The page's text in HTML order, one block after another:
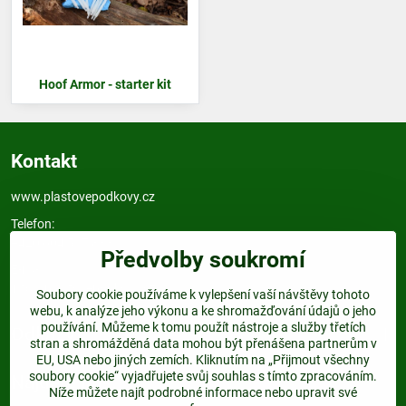
Hoof Armor - starter kit
Kontakt
www.plastovepodkovy.cz
Telefon:
info@plastovepodkovy.cz
Odkazy
Najdete nás:
Předvolby soukromí
Soubory cookie používáme k vylepšení vaší návštěvy tohoto
webu, k analýze jeho výkonu a ke shromažďování údajů o jeho
používání. Můžeme k tomu použít nástroje a služby třetích
stran a shromážděná data mohou být přenášena partnerům v
EU, USA nebo jiných zemích. Kliknutím na „Přijmout všechny
soubory cookie“ vyjadřujete svůj souhlas s tímto zpracováním.
Níže můžete najít podrobné informace nebo upravit své